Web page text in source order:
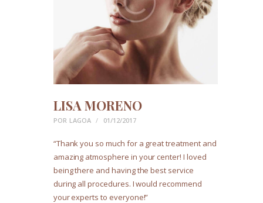
LISA MORENO
POR LAGOA 01/12/2017
“Thank you so much for a great treatment and
amazing atmosphere in your center! I loved
being there and having the best service
during all procedures. I would recommend
your experts to everyone!”